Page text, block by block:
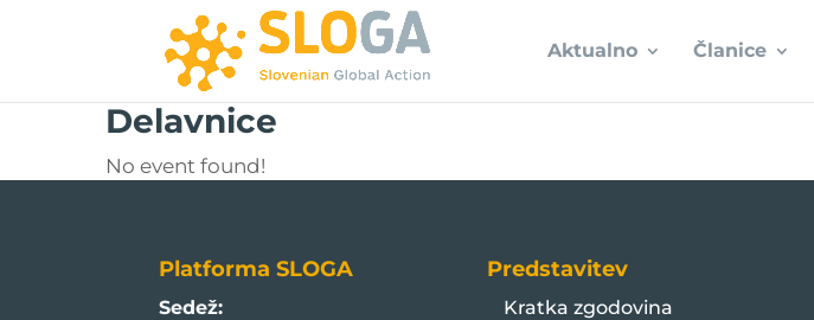
Aktualno Članice
Delavnice
No event found!
Platforma SLOGA
Sedež:
Predstavitev
Kratka zgodovina